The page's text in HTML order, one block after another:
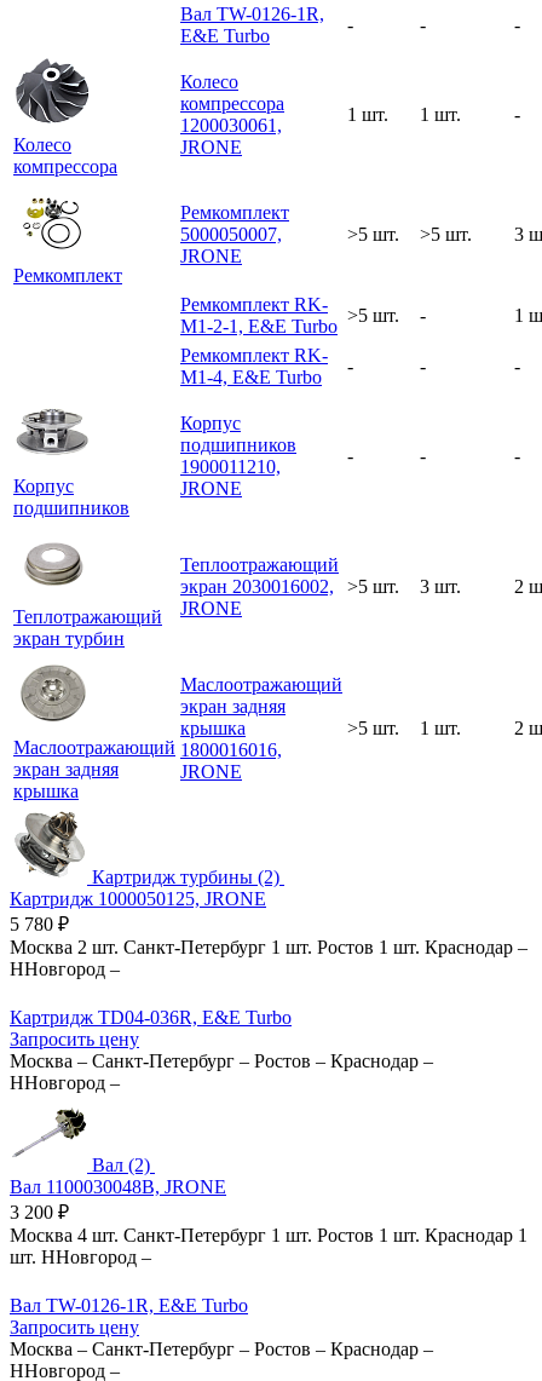
Вал TW-0126-1R,
E&E Turbo
- - -
Колесо
компрессора
Колесо
компрессора
1200030061,
JRONE
1 шт. 1 шт. -
Ремкомплект
Ремкомплект
5000050007,
JRONE
>5 шт. >5 шт. 3
Ремкомплект RK-
M1-2-1, E&E Turbo
>5 шт. -
1
Ремкомплект RK-
M1-4, E&E Turbo
- - -
Корпус
подшипников
Корпус
подшипников
1900011210,
JRONE
- - -
Теплотражающий
экран турбин
Теплоотражающий
экран 2030016002,
JRONE
>5 шт. 3 шт. 2
Маслоотражающий
экран задняя
крышка
Маслоотражающий
экран задняя
крышка
1800016016,
JRONE
>5 шт. 1 шт. 2
Картридж турбины (2)
Картридж 1000050125, JRONE
5 780 ₽
Москва 2 шт. Санкт-Петербург 1 шт. Ростов 1 шт. Краснодар –
ННовгород –
Картридж TD04-036R, E&E Turbo
Запросить цену
Москва – Санкт-Петербург – Ростов – Краснодар –
ННовгород –
Вал (2)
Вал 1100030048B, JRONE
3 200 ₽
Москва 4 шт. Санкт-Петербург 1 шт. Ростов 1 шт. Краснодар 1
шт. ННовгород –
Вал TW-0126-1R, E&E Turbo
Запросить цену
Москва – Санкт-Петербург – Ростов – Краснодар –
ННовгород –